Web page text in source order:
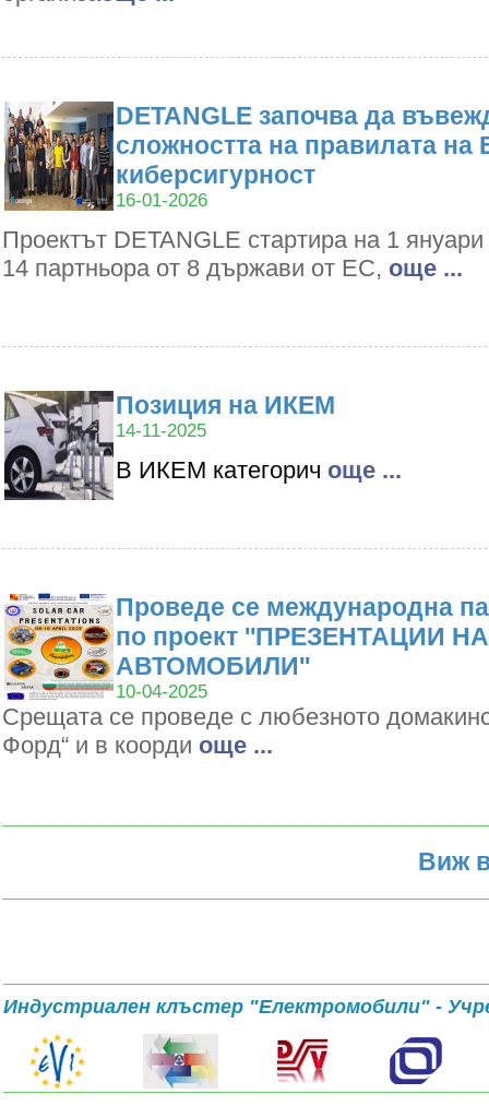
DETANGLE започва да
сложността на правилата на
киберсигурност
16-01-2026
Проектът DETANGLE стартира на 1
14 партньора от 8 държави от ЕС, oще ...
Позиция на ИКЕМ
14-11-2025
В ИКЕМ категорич oще ...
Проведе се международна
по проект ''ПРЕЗЕНТАЦИИ
АВТОМОБИЛИ''
10-04-2025
Срещата се проведе с любезното
Форд“ и в коорди oще ...
Виж
Индустриален клъстер "Електромобили" -